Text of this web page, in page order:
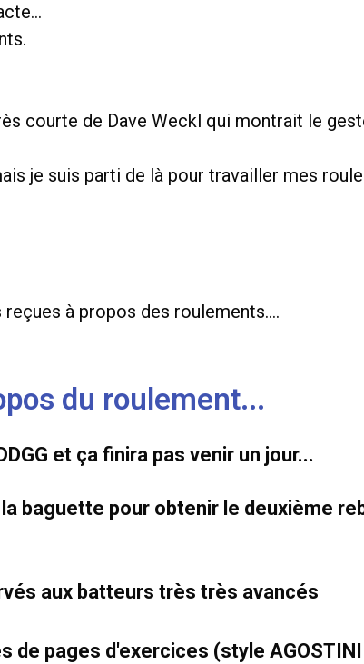
courte de Dave Weckl qui montrait le
je suis parti de là pour travailler mes
à propos des roulements….
du roulement...
et ça finira pas venir un jour...
baguette pour obtenir le deuxième
aux batteurs très très avancés
de pages d'exercices (style AGOSTINI